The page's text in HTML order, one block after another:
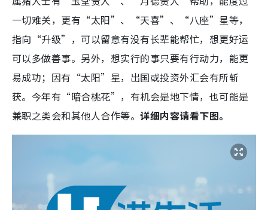
一切难关，更有“太阳”、“天喜”、“八座”星等，
指向“升级”，可以留意有没有长辈能帮忙，想更好运
可以多做善事。另外，想实行的事只要有行动力，能更
易成功；因有“太阳”星，出国或投资外汇会有所斩
获。今年有“暗合桃花”，有机会是地下情，也可能是
兼职之类会和其他人合作等。详细内容请看下图。